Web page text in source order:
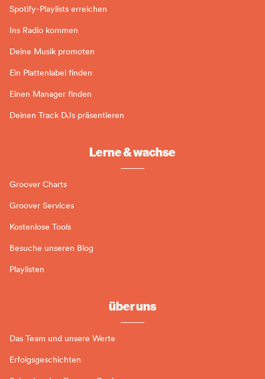
Spotify-Playlists erreichen
Ins Radio kommen
Deine Musik promoten
Ein Plattenlabel finden
Einen Manager finden
Deinen Track DJs präsentieren
Lerne & wachse
Groover Charts
Groover Services
Kostenlose Tools
Besuche unseren Blog
Playlisten
über uns
Das Team und unsere Werte
Erfolgsgeschichten